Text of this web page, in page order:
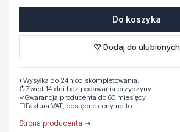
Do koszyka
♡ Dodaj do ulubionych
◐ Wysyłka do 24h od skompletowania.
↻Zwrot 14 dni bez podawania przyczyny
✓Gwarancja producenta do 60 miesięcy
▢Faktura VAT, dostępne ceny netto
Strona producenta →